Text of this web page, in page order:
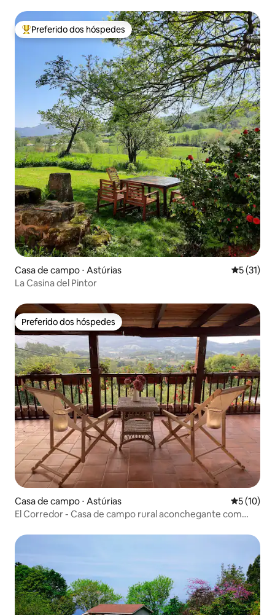
Entre os melhores preferidos dos hóspedes
Preferido dos hóspedes
Casa de campo ⋅ Astúrias 5 de uma
5 (31)
La Casina del Pintor
Preferido dos hóspedes
Preferido dos hóspedes
Casa de campo ⋅ Astúrias 5 de uma
5 (10)
El Corredor - Casa de campo rural aconchegante com